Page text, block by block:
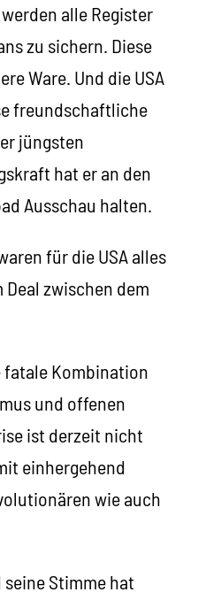
alle Register
zu sichern. Diese
Ware. Und die USA
freundschaftliche
jüngsten
hat er an den
Ausschau halten.
für die USA alles
zwischen dem
fatale Kombination
und offenen
ist derzeit nicht
einhergehend
wie auch
Stimme hat